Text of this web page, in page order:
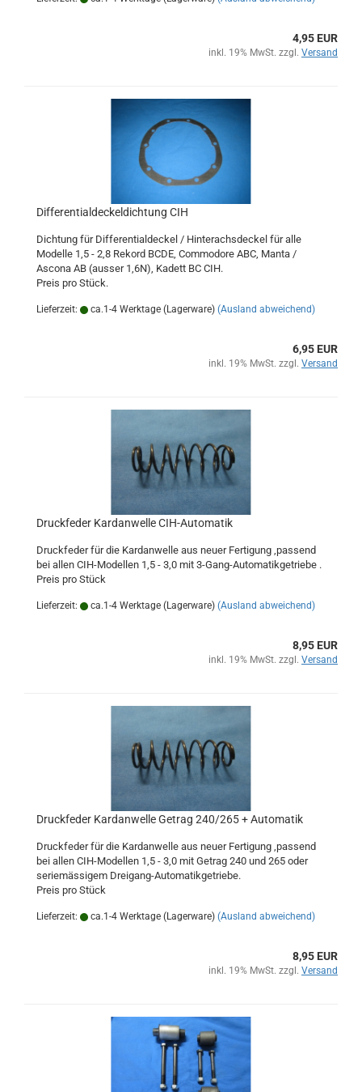
4,95 EUR
inkl. 19% MwSt. zzgl. Versand
Differentialdeckeldichtung CIH
Dichtung für Differentialdeckel / Hinterachsdeckel für alle
Modelle 1,5 - 2,8 Rekord BCDE, Commodore ABC, Manta /
Ascona AB (ausser 1,6N), Kadett BC CIH.
Preis pro Stück.
Lieferzeit: ca.1-4 Werktage (Lagerware) (Ausland abweichend)
6,95 EUR
inkl. 19% MwSt. zzgl. Versand
Druckfeder Kardanwelle CIH-Automatik
Druckfeder für die Kardanwelle aus neuer Fertigung ,passend
bei allen CIH-Modellen 1,5 - 3,0 mit 3-Gang-Automatikgetriebe .
Preis pro Stück
Lieferzeit: ca.1-4 Werktage (Lagerware) (Ausland abweichend)
8,95 EUR
inkl. 19% MwSt. zzgl. Versand
Druckfeder Kardanwelle Getrag 240/265 + Automatik
Druckfeder für die Kardanwelle aus neuer Fertigung ,passend
bei allen CIH-Modellen 1,5 - 3,0 mit Getrag 240 und 265 oder
seriemässigem Dreigang-Automatikgetriebe.
Preis pro Stück
Lieferzeit: ca.1-4 Werktage (Lagerware) (Ausland abweichend)
8,95 EUR
inkl. 19% MwSt. zzgl. Versand